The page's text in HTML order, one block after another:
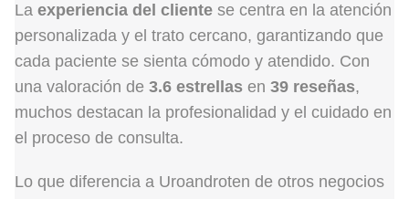
La experiencia del cliente se centra en la atención
personalizada y el trato cercano, garantizando que
cada paciente se sienta cómodo y atendido. Con
una valoración de 3.6 estrellas en 39 reseñas,
muchos destacan la profesionalidad y el cuidado en
el proceso de consulta.
Lo que diferencia a Uroandroten de otros negocios